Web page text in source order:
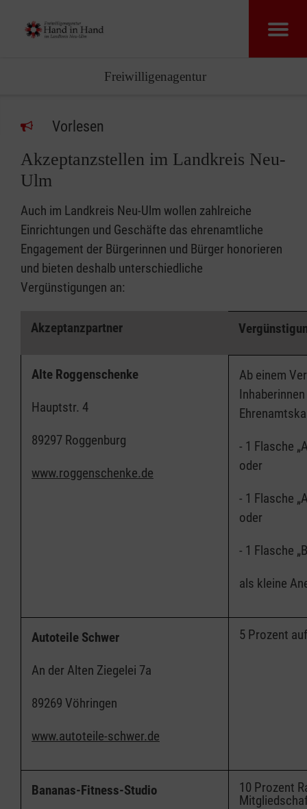
Freiwilligenagentur
Vorlesen
Akzeptanzstellen im Landkreis Neu-
Ulm
Auch im Landkreis Neu-Ulm wollen zahlreiche
Einrichtungen und Geschäfte das ehrenamtliche
Engagement der Bürgerinnen und Bürger honorieren
und bieten deshalb unterschiedliche
Vergünstigungen an:
Akzeptanzpartner
Alte Roggenschenke
Hauptstr. 4
89297 Roggenburg
www.roggenschenke.de
Ab einem
- 1 Flasche
oder
- 1 Flasche
oder
- 1 Flasche
als kleine
Autoteile Schwer
An der Alten Ziegelei 7a
89269 Vöhringen
www.autoteile-schwer.de
5 Prozent
Bananas-Fitness-Studio
10 Prozent